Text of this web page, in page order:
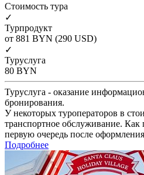
Cтоимость тура
✓
Турпродукт
от 881 BYN (290 USD)
✓
Туруслуга
80 BYN
Туруслуга - оказание
бронирования.
У некоторых туроператоров в
транспортное обслуживание. Как
первую очередь после
Подробнее